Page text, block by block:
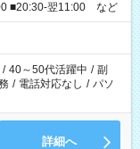
■20:30-翌11:00 など
/ 40～50代活躍中 / 副
/ 電話対応なし / パソ
詳細へ